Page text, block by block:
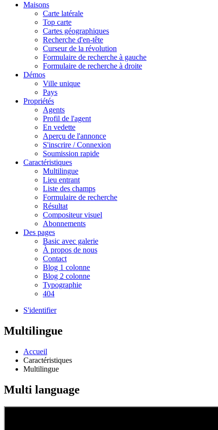
Maisons
Carte latérale
Top carte
Cartes géographiques
Recherche d'en-tête
Curseur de la révolution
Formulaire de recherche à gauche
Formulaire de recherche à droite
Démos
Ville unique
Pays
Propriétés
Agents
Profil de l'agent
En vedette
Aperçu de l'annonce
S'inscrire / Connexion
Soumission rapide
Caractéristiques
Multilingue
Lieu entrant
Liste des champs
Formulaire de recherche
Résultat
Compositeur visuel
Abonnements
Des pages
Basic avec galerie
À propos de nous
Contact
Blog 1 colonne
Blog 2 colonne
Typographie
404
S'identifier
Multilingue
Accueil
Caractéristiques
Multilingue
Multi language